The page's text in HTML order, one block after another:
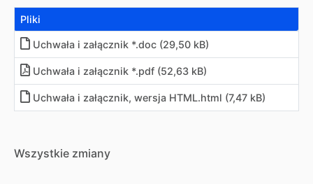
Pliki
Uchwała i załącznik *.doc (29,50 kB)
Uchwała i załącznik *.pdf (52,63 kB)
Uchwała i załącznik, wersja HTML.html (7,47 kB)
Wszystkie zmiany